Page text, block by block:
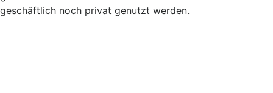
geschäftlich noch privat genutzt werden.